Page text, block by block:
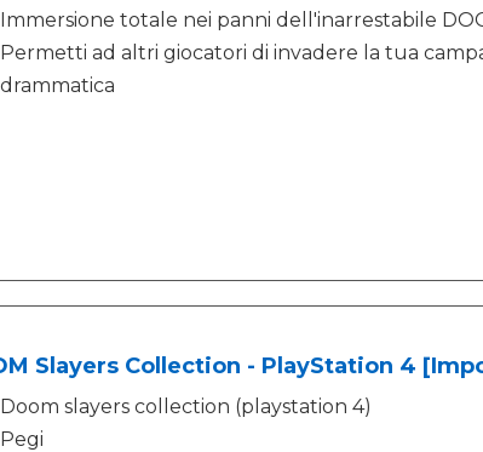
Immersione totale nei panni dell'inarrestabile
Permetti ad altri giocatori di invadere la tua
drammatica
Slayers Collection - PlayStation 4
Doom slayers collection (playstation 4)
Pegi